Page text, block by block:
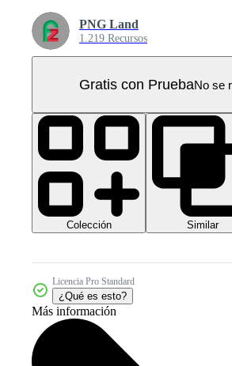
PNG Land
1.219 Recursos
Gratis con PruebaNo se
Colección Similar
Licencia Pro Standard
¿Qué es esto?
Más información